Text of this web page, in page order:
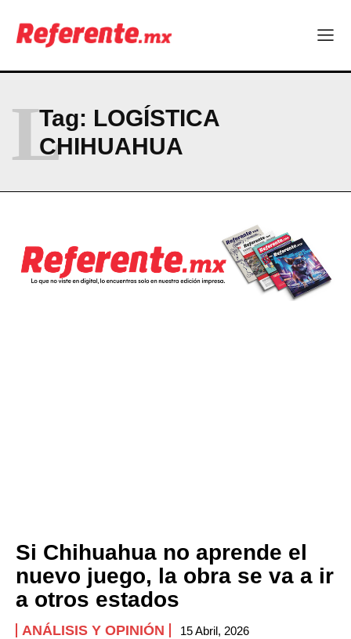
Tag: LOGÍSTICA
CHIHUAHUA
L
Si Chihuahua no aprende el
nuevo juego, la obra se va a ir
a otros estados
ANÁLISIS Y OPINIÓN 15 Abril, 2026